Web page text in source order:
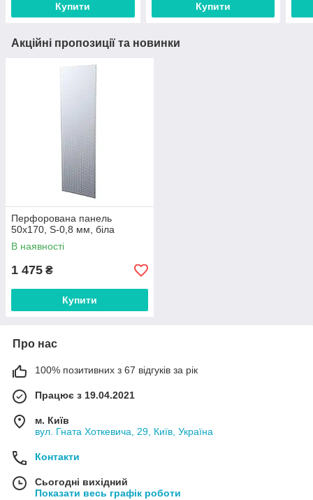
Купити Купити
Акційні пропозиції та новинки
Перфорована панель
50х170, S-0,8 мм, біла
В наявності
1 475 ₴
Купити
Про нас
100% позитивних з 67 відгуків за рік
Працює з 19.04.2021
м. Київ
вул. Гната Хоткевича, 29, Київ, Україна
Контакти
Сьогодні вихідний
Показати весь графік роботи